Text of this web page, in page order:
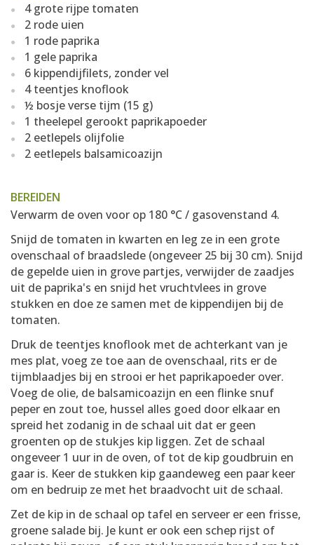
4 grote rijpe tomaten
2 rode uien
1 rode paprika
1 gele paprika
6 kippendijfilets, zonder vel
4 teentjes knoflook
½ bosje verse tijm (15 g)
1 theelepel gerookt paprikapoeder
2 eetlepels olijfolie
2 eetlepels balsamicoazijn
BEREIDEN
Verwarm de oven voor op 180 °C / gasovenstand 4.
Snijd de tomaten in kwarten en leg ze in een grote
ovenschaal of braadslede (ongeveer 25 bij 30 cm). Snijd
de gepelde uien in grove partjes, verwijder de zaadjes
uit de paprika's en snijd het vruchtvlees in grove
stukken en doe ze samen met de kippendijen bij de
tomaten.
Druk de teentjes knoflook met de achterkant van je
mes plat, voeg ze toe aan de ovenschaal, rits er de
tijmblaadjes bij en strooi er het paprikapoeder over.
Voeg de olie, de balsamicoazijn en een flinke snuf
peper en zout toe, hussel alles goed door elkaar en
spreid het zodanig in de schaal uit dat er geen
groenten op de stukjes kip liggen. Zet de schaal
ongeveer 1 uur in de oven, of tot de kip goudbruin en
gaar is. Keer de stukken kip gaandeweg een paar keer
om en bedruip ze met het braadvocht uit de schaal.
Zet de kip in de schaal op tafel en serveer er een frisse,
groene salade bij. Je kunt er ook een schep rijst of